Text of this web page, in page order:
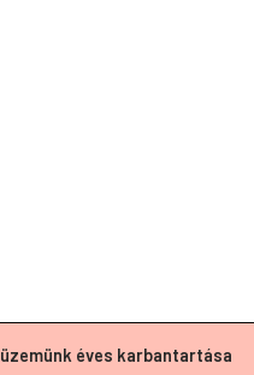
üzemünk éves karbantartása